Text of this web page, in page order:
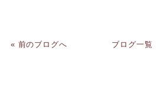
« 前のブログへ ブログ一覧